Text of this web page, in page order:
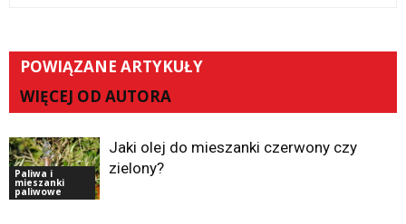
POWIĄZANE ARTYKUŁY
WIĘCEJ OD AUTORA
Paliwa i
mieszanki
paliwowe
Jaki olej do mieszanki czerwony czy
zielony?